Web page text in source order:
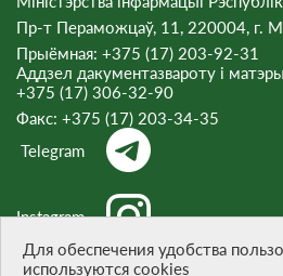
Пр-т Пераможцаў, 11, 220004, г.
Прыёмная: +375 (17) 203-92-31
Аддзел дакументазвароту і
+375 (17) 306-32-90
Факс: +375 (17) 203-34-35
Telegram
Instagram
Для обеспечения удобства
используются cookies